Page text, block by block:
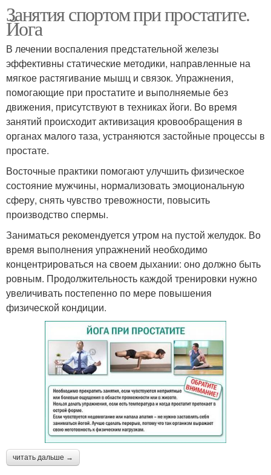
Занятия спортом при простатите.
Йога
В лечении воспаления предстательной железы
эффективны статические методики, направленные на
мягкое растягивание мышц и связок. Упражнения,
помогающие при простатите и выполняемые без
движения, присутствуют в техниках йоги. Во время
занятий происходит активизация кровообращения в
органах малого таза, устраняются застойные процессы в
простате.
Восточные практики помогают улучшить физическое
состояние мужчины, нормализовать эмоциональную
сферу, снять чувство тревожности, повысить
производство спермы.
Заниматься рекомендуется утром на пустой желудок. Во
время выполнения упражнений необходимо
концентрироваться на своем дыхании: оно должно быть
ровным. Продолжительность каждой тренировки нужно
увеличивать постепенно по мере повышения
физической кондиции.
читать дальше →